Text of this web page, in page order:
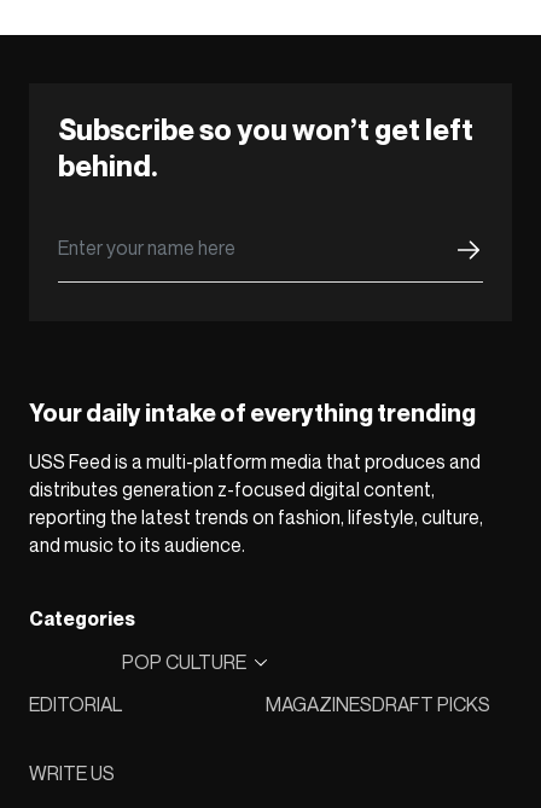
Subscribe so you won’t get left
behind.
Your daily intake of everything trending
USS Feed is a multi-platform media that produces and
distributes generation z-focused digital content,
reporting the latest trends on fashion, lifestyle, culture,
and music to its audience.
Categories
EDITORIAL
POP CULTURE
MAGAZINESDRAFT PICKS
WRITE US